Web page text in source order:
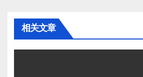
相关文章